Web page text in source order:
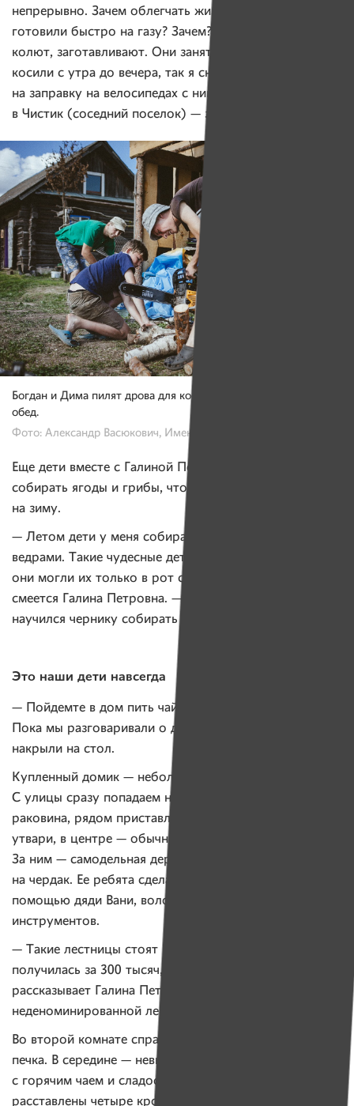
непрерывно. Зачем облегчать жизнь? Чтобы они
готовили быстро на газу? Зачем? Так они дрова
колют, заготавливают. Они заняты. Вчера вот участок
косили с утра до вечера, так я сначала за бензином
на заправку на велосипедах с ними ездила, потом
в Чистик (соседний поселок) — за леской.
Богдан и Дима пилят дрова для костра, где будет готовиться
обед.
Фото: Александр Васюкович, Имена
Еще дети вместе с Галиной Петровной ходят в лес
собирать ягоды и грибы, чтобы сделать потом запасы
на зиму.
— Летом дети у меня собирают грибы и ягоды
ведрами. Такие чудесные дети, просто сказка. Раньше
они могли их только в рот собирать, эти ягоды, —
смеется Галина Петровна. — А сейчас Димочка
научился чернику собирать так же быстро, как и я.
Это наши дети навсегда
— Пойдемте в дом пить чай, — приглашает нас Богдан.
Пока мы разговаривали о деревенских буднях, ребята
накрыли на стол.
Купленный домик — небольшой, всего две комнаты.
С улицы сразу попадаем на кухню, справа —
раковина, рядом приставлен шкафчик для кухонной
утвари, в центре — обычный четвероногий стол.
За ним — самодельная деревянная лестница, ведущая
на чердак. Ее ребята сделали сами с небольшой
помощью дяди Вани, волонтера «Отрады», и его
инструментов.
— Такие лестницы стоят 2 миллиона, а у нас
получилась за 300 тысяч, — с гордостью за ребят
рассказывает Галина Петровна, все еще оперируя
неденоминированной лексикой.
Во второй комнате справа у входа — небольшая
печка. В середине — невысокий кофейный столик
с горячим чаем и сладостями. По периметру стен
расставлены четыре кровати, две из которых ребята